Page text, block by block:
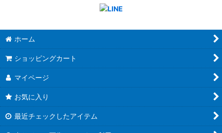
ホーム
ショッピングカート
マイページ
お気に入り
最近チェックしたアイテム